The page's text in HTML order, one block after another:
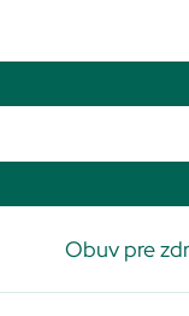
Obuv pre